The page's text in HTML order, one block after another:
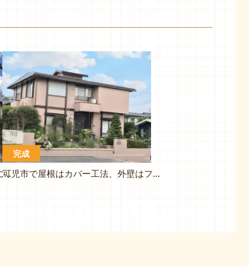
多治見市で外壁塗装、目地のまわりに塗膜の剥離がみられました
完成
可児市で屋根はカバー工法、外壁はフッ素塗料で塗り替えです